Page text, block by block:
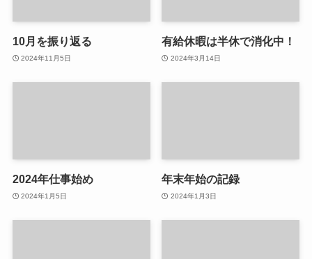
10月を振り返る
2024年11月5日
有給休暇は半休で消化中！
2024年3月14日
2024年仕事始め
2024年1月5日
年末年始の記録
2024年1月3日